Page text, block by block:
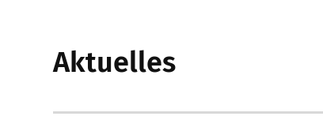
Aktuelles